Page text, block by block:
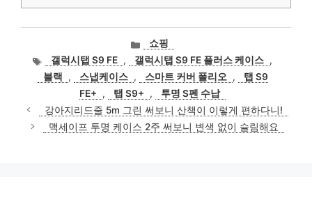
카
테
고
리
쇼핑
태
그
갤럭시탭 S9 FE , 갤럭시탭 S9 FE 플러스 케이스 ,
블랙
, 스냅케이스 , 스마트 커버 폴리오 ,
탭 S9
FE+
, 탭 S9+ ,
투명 S펜 수납
강아지리드줄 5m 그린 써보니 산책이 이렇게 편하다니!
맥세이프 투명 케이스 2주 써보니 변색 없이 슬림해요